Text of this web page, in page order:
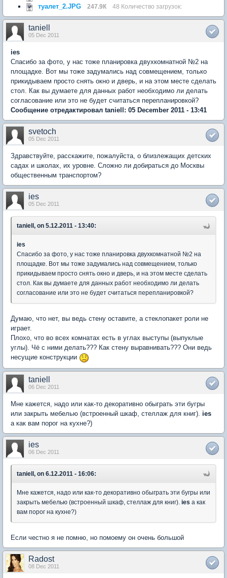
туалет_2.JPG
247.9К 48 Количество загрузок:
taniell
05 Dec 2011
ies
Спасибо за фото, у нас тоже планировка двухкомнатной №2 на
площадке. Вот мы тоже задумались над совмещением, только
прикидываем просто снять окно и дверь, и на этом месте сделать
стол. Как вы думаете для данных работ необходимо ли делать
согласование или это не будет считаться перепланировкой?
Сообщение отредактировал taniell: 05 December 2011 - 13:41
svetoch
05 Dec 2011
Здравствуйте, расскажите, пожалуйста, о близлежащих детских
садах и школах, их уровне. Сложно ли добираться до Москвы
общественным транспортом?
ies
05 Dec 2011
taniell, on 5.12.2011 - 13:40:
ies
Спасибо за фото, у нас тоже планировка двухкомнатной №2 на
площадке. Вот мы тоже задумались над совмещением, только
прикидываем просто снять окно и дверь, и на этом месте сделать
стол. Как вы думаете для данных работ необходимо ли делать
согласование или это не будет считаться перепланировкой?
Думаю, что нет, вы ведь стену оставите, а стеклопакет роли не
играет.
Плохо, что во всех комнатах есть в углах выступы (выпуклые
углы). Чё с ними делать??? Как стену выравнивать??? Они ведь
несущие конструкции
taniell
06 Dec 2011
Мне кажется, надо или как-то декоративно обыграть эти бугры
или закрыть мебелью (встроенный шкаф, стеллаж для книг). ies
а как вам порог на кухне?)
ies
06 Dec 2011
taniell, on 6.12.2011 - 16:06:
Мне кажется, надо или как-то декоративно обыграть эти бугры или
закрыть мебелью (встроенный шкаф, стеллаж для книг). ies а как
вам порог на кухне?)
Если честно я не помню, но помоему он очень большой
Radost
08 Dec 2011